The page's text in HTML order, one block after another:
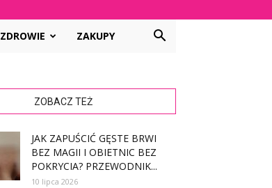
ZDROWIE ZAKUPY
ZOBACZ TEŻ
JAK ZAPUŚCIĆ GĘSTE BRWI
BEZ MAGII I OBIETNIC BEZ
POKRYCIA? PRZEWODNIK...
10 lipca 2026